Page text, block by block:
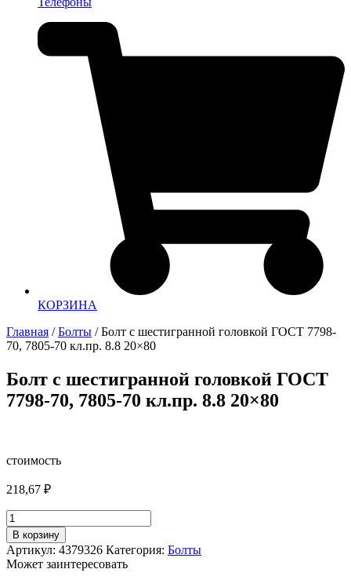
КОРЗИНА
Главная /Болты / Болт с шестигранной головкой ГОСТ 7798-
70, 7805-70 кл.пр. 8.8 20×80
Болт с шестигранной головкой ГОСТ
7798-70, 7805-70 кл.пр. 8.8 20×80
стоимость
218,67 ₽
Количество
товара
Болт
с
шестигранной
В корзину
Артикул: 4379326 Категория: Болты
Может заинтересовать